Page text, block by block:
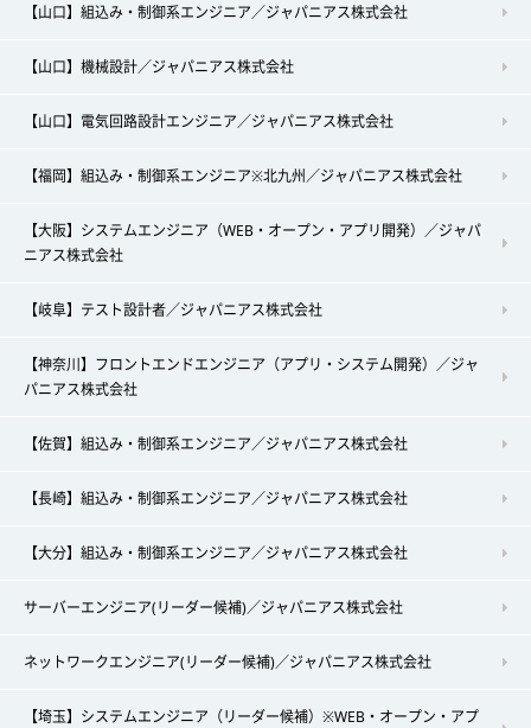
【山口】組込み・制御系エンジニア／ジャパニアス株式会社
【山口】機械設計／ジャパニアス株式会社
【山口】電気回路設計エンジニア／ジャパニアス株式会社
【福岡】組込み・制御系エンジニア※北九州／ジャパニアス株式会社
【大阪】システムエンジニア（WEB・オープン・アプリ開発）／ジャパ
ニアス株式会社
【岐阜】テスト設計者／ジャパニアス株式会社
【神奈川】フロントエンドエンジニア（アプリ・システム開発）／ジャ
パニアス株式会社
【佐賀】組込み・制御系エンジニア／ジャパニアス株式会社
【長崎】組込み・制御系エンジニア／ジャパニアス株式会社
【大分】組込み・制御系エンジニア／ジャパニアス株式会社
サーバーエンジニア(リーダー候補)／ジャパニアス株式会社
ネットワークエンジニア(リーダー候補)／ジャパニアス株式会社
【埼玉】システムエンジニア（リーダー候補）※WEB・オープン・アプ